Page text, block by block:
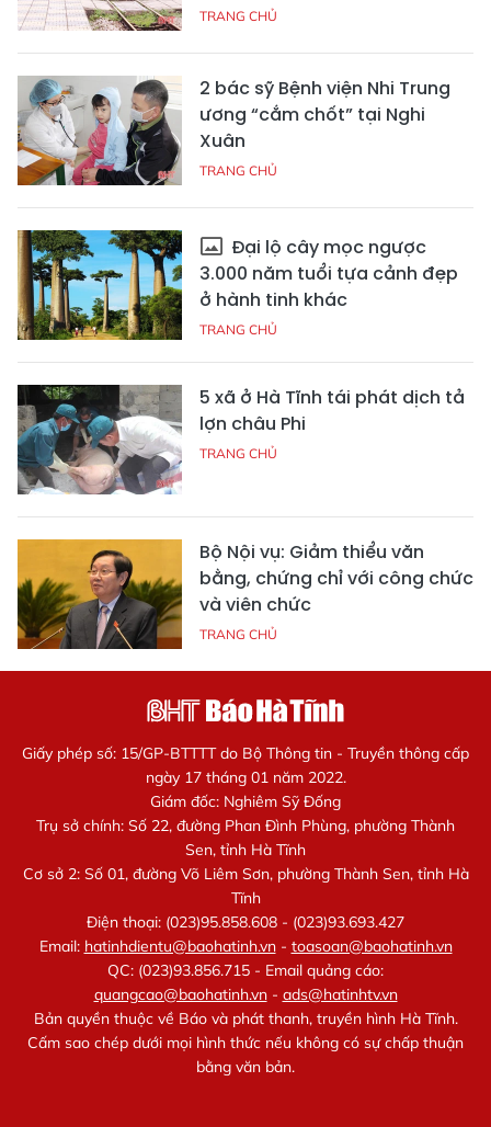
TRANG CHỦ
2 bác sỹ Bệnh viện Nhi Trung
ương “cắm chốt” tại Nghi
Xuân
TRANG CHỦ
Đại lộ cây mọc ngược
3.000 năm tuổi tựa cảnh đẹp
ở hành tinh khác
TRANG CHỦ
5 xã ở Hà Tĩnh tái phát dịch tả
lợn châu Phi
TRANG CHỦ
Bộ Nội vụ: Giảm thiểu văn
bằng, chứng chỉ với công chức
và viên chức
TRANG CHỦ
Giấy phép số: 15/GP-BTTTT do Bộ Thông tin - Truyền thông cấp
ngày 17 tháng 01 năm 2022.
Giám đốc: Nghiêm Sỹ Đống
Trụ sở chính: Số 22, đường Phan Đình Phùng, phường Thành
Sen, tỉnh Hà Tĩnh
Cơ sở 2: Số 01, đường Võ Liêm Sơn, phường Thành Sen, tỉnh Hà
Tĩnh
Điện thoại: (023)95.858.608 - (023)93.693.427
Email: hatinhdientu@baohatinh.vn- toasoan@baohatinh.vn
QC: (023)93.856.715 - Email quảng cáo:
quangcao@baohatinh.vn- ads@hatinhtv.vn
Bản quyền thuộc về Báo và phát thanh, truyền hình Hà Tĩnh.
Cấm sao chép dưới mọi hình thức nếu không có sự chấp thuận
bằng văn bản.